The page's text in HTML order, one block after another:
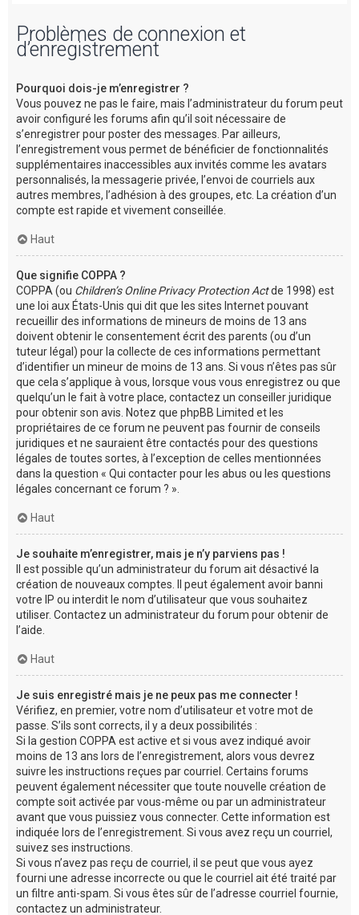
Problèmes de connexion et
d’enregistrement
Pourquoi dois-je m’enregistrer ?
Vous pouvez ne pas le faire, mais l’administrateur du forum peut
avoir configuré les forums afin qu’il soit nécessaire de
s’enregistrer pour poster des messages. Par ailleurs,
l’enregistrement vous permet de bénéficier de fonctionnalités
supplémentaires inaccessibles aux invités comme les avatars
personnalisés, la messagerie privée, l’envoi de courriels aux
autres membres, l’adhésion à des groupes, etc. La création d’un
compte est rapide et vivement conseillée.
Haut
Que signifie COPPA ?
COPPA (ou Children’s Online Privacy Protection Actde 1998) est
une loi aux États-Unis qui dit que les sites Internet pouvant
recueillir des informations de mineurs de moins de 13 ans
doivent obtenir le consentement écrit des parents (ou d’un
tuteur légal) pour la collecte de ces informations permettant
d’identifier un mineur de moins de 13 ans. Si vous n’êtes pas sûr
que cela s’applique à vous, lorsque vous vous enregistrez ou que
quelqu’un le fait à votre place, contactez un conseiller juridique
pour obtenir son avis. Notez que phpBB Limited et les
propriétaires de ce forum ne peuvent pas fournir de conseils
juridiques et ne sauraient être contactés pour des questions
légales de toutes sortes, à l’exception de celles mentionnées
dans la question « Qui contacter pour les abus ou les questions
légales concernant ce forum ? ».
Haut
Je souhaite m’enregistrer, mais je n’y parviens pas !
Il est possible qu’un administrateur du forum ait désactivé la
création de nouveaux comptes. Il peut également avoir banni
votre IP ou interdit le nom d’utilisateur que vous souhaitez
utiliser. Contactez un administrateur du forum pour obtenir de
l’aide.
Haut
Je suis enregistré mais je ne peux pas me connecter !
Vérifiez, en premier, votre nom d’utilisateur et votre mot de
passe. S’ils sont corrects, il y a deux possibilités :
Si la gestion COPPA est active et si vous avez indiqué avoir
moins de 13 ans lors de l’enregistrement, alors vous devrez
suivre les instructions reçues par courriel. Certains forums
peuvent également nécessiter que toute nouvelle création de
compte soit activée par vous-même ou par un administrateur
avant que vous puissiez vous connecter. Cette information est
indiquée lors de l’enregistrement. Si vous avez reçu un courriel,
suivez ses instructions.
Si vous n’avez pas reçu de courriel, il se peut que vous ayez
fourni une adresse incorrecte ou que le courriel ait été traité par
un filtre anti-spam. Si vous êtes sûr de l’adresse courriel fournie,
contactez un administrateur.